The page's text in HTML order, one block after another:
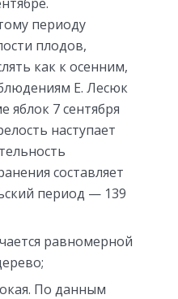
периоду
плодов,
как к осенним,
Е. Лесюк
яблок 7 сентября
наступает
составляет
период — 139
равномерной
По данным